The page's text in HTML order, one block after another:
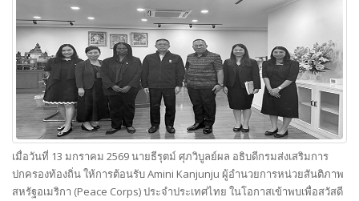
เมื่อวันที่ 13 มกราคม 2569 นายธีรุตม์ ศุภวิบูลย์ผล อธิบดีกรมส่งเสริมการ
ปกครองท้องถิ่น ให้การต้อนรับ Amini Kanjunju ผู้อำนวยการหน่วยสันติภาพ
สหรัฐอเมริกา (Peace Corps) ประจำประเทศไทย ในโอกาสเข้าพบเพื่อสวัสดี